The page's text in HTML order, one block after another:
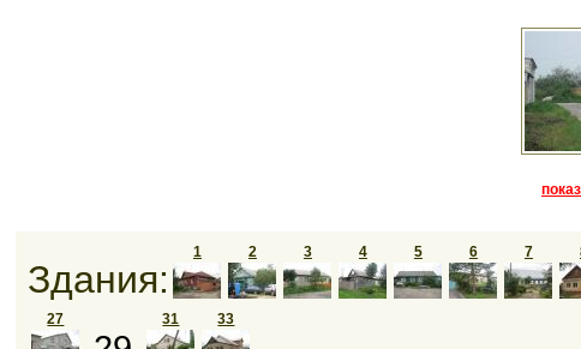
Здания:
1 2 3 4 5 6 7
27 31 33